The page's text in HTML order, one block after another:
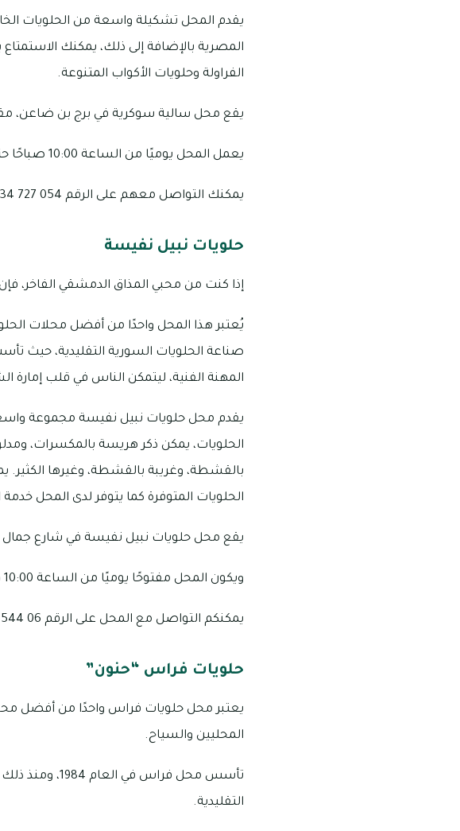
يقدم المحل تشكيلة واسعة من الحلويات
المصرية بالإضافة إلى ذلك، يمكنك
الفراولة وحلويات الأكواب المتنوعة.
يقع محل سالية سوكرية في برج بن ضاعن،
يعمل المحل يوميًا من الساعة 10:00 صباحًا حتى منتصف الليل.
يمكنك التواصل معهم على الرقم 054 727 3334.
حلويات نبيل نفيسة
إذا كنت من محبي المذاق الدمشقي الفاخر،
يُعتبر هذا المحل واحدًا من أفضل محلات
المهنة الفنية، ليتمكن الناس في قلب إمارة
يقدم محل حلويات نبيل نفيسة مجموعة
الحلويات، يمكن ذكر هريسة بالمكسرات،
بالقشطة، وغريبة بالقشطة، وغيرها
الحلويات المتوفرة كما يتوفر لدى المحل خدمة
يقع محل حلويات نبيل نفيسة في شارع جمال
ويكون المحل مفتوحًا يوميًا من الساعة 10:00 صباحًا حتى الساعة 12:30 مساءً.
يمكنكم التواصل مع المحل على الرقم 06 544 7008.
حلويات فراس “حنون”
يعتبر محل حلويات فراس واحدًا من أفضل
المحليين والسياح.
تأسس محل
التقليدية.